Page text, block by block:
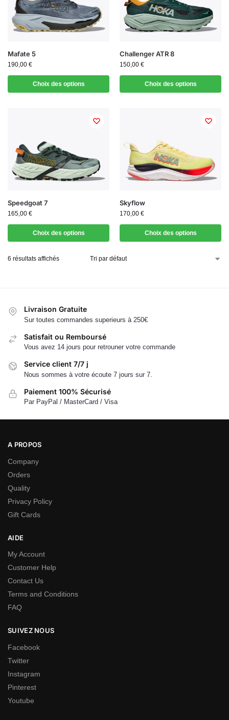
Mafate 5
190,00 €
Choix des options
Challenger ATR 8
150,00 €
Choix des options
Speedgoat 7
165,00 €
Choix des options
Skyflow
170,00 €
Choix des options
6 résultats affichés
Livraison Gratuite
Sur toutes commandes superieurs à 250€
Satisfait ou Remboursé
Vous avez 14 jours pour retrouner votre commande
Service client 7/7 j
Nous sommes à votre écoute 7 jours sur 7.
Paiement 100% Sécurisé
Par PayPal / MasterCard / Visa
A PROPOS
Company
Orders
Quality
Privacy Policy
Gift Cards
AIDE
My Account
Customer Help
Contact Us
Terms and Conditions
FAQ
SUIVEZ NOUS
Facebook
Twitter
Instagram
Pinterest
Youtube